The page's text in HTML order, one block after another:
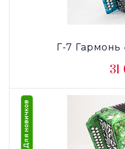
Г-7 Гармонь
Для новичков